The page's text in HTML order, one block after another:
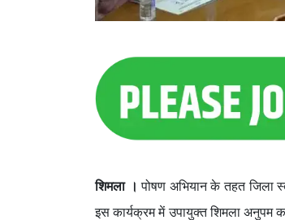
शिमला । पोषण अभियान के तहत जिला
इस कार्यक्रम में उपायुक्त शिमला अनुपम